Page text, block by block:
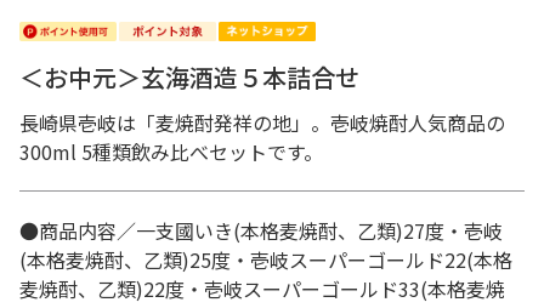
＜お中元＞玄海酒造５本詰合せ
長崎県壱岐は「麦焼酎発祥の地」。壱岐焼酎人気商品の
300ml 5種類飲み比べセットです。
●商品内容／一支國いき(本格麦焼酎、乙類)27度・壱岐
(本格麦焼酎、乙類)25度・壱岐スーパーゴールド22(本格
麦焼酎、乙類)22度・壱岐スーパーゴールド33(本格麦焼